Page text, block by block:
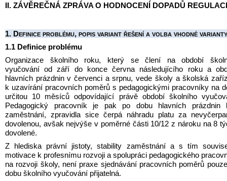
II. ZÁVĚREČNÁ ZPRÁVA O HODNOCENÍ DOPADŮ
1. Definice problému, popis variant řešení a volba vhodné varianty
1.1 Definice problému
Organizace školního roku, který se člení na období
vyučování od září do konce června následujícího roku a
hlavních prázdnin v červenci a srpnu, vede školy a školská
k uzavírání pracovních poměrů s pedagogickými pracovníky na
určitou 10 měsíců odpovídající právě období školního
Pedagogický pracovník je pak po dobu hlavních prázdnin
zaměstnání, zpravidla sice čerpá náhradu platu za
dovolenou, avšak nejvýše v poměrné části 10/12 z nároku na 8
dovolené.
Z hlediska právní jistoty, stability zaměstnání a s tím
motivace k profesnímu rozvoji a spolupráci pedagogického
na rozvoji školy, není praxe sjednávání pracovních poměrů
dobu školního vyučování přijatelná.